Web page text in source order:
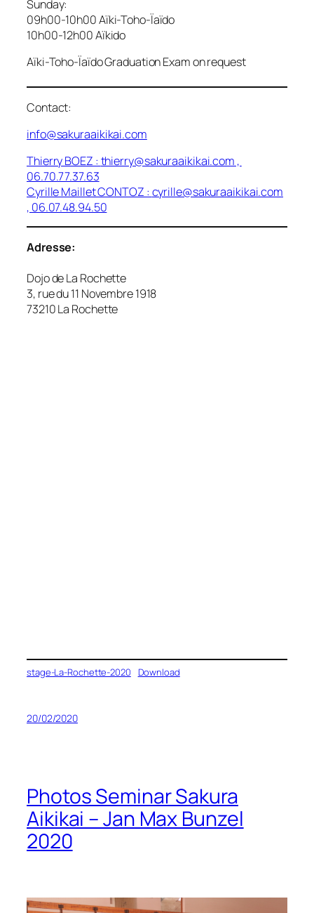
Sunday:
09h00-10h00 Aïki-Toho-Ïaïdo
10h00-12h00 Aïkido
Aïki-Toho-Ïaïdo Graduation Exam on request
Contact:
info@sakuraaikikai.com
Thierry BOEZ : thierry@sakuraaikikai.com ,
06.70.77.37.63
Cyrille Maillet CONTOZ : cyrille@sakuraaikikai.com
, 06.07.48.94.50
Adresse:
Dojo de La Rochette
3, rue du 11 Novembre 1918
73210 La Rochette
stage-La-Rochette-2020 Download
20/02/2020
Photos Seminar Sakura
Aikikai – Jan Max Bunzel
2020